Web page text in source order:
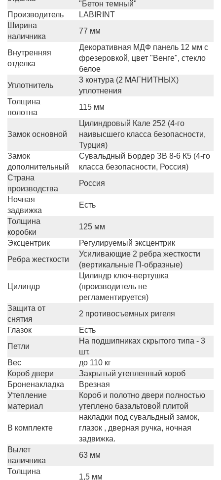
"Бетон темный"
Производитель
LABIRINT
Ширина
наличника
77 мм
Внутренняя
отделка
Декоративная МДФ панель 12 мм с
фрезеровкой, цвет "Венге", стекло
белое
Уплотнитель
3 контура (2 МАГНИТНЫХ)
уплотнения
Толщина
полотна
115 мм
Замок основной
Цилиндровый Кале 252 (4-го
наивысшего класса безопасности,
Турция)
Замок
дополнительный
Сувальдный Бордер ЗВ 8-6 К5 (4-го
класса безопасности, Россия)
Страна
производства
Россия
Ночная
задвижка
Есть
Толщина
коробки
125 мм
Эксцентрик
Регулируемый эксцентрик
Ребра жесткости
Усиливающие 2 ребра жесткости
(вертикальные П-образные)
Цилиндр
Цилиндр ключ-вертушка
(производитель не
регламентируется)
Защита от
снятия
2 противосъемных ригеля
Глазок
Есть
Петли
На подшипниках скрытого типа - 3
шт.
Вес
до 110 кг
Короб двери
Закрытый утепленный короб
Броненакладка
Врезная
Утепление
материал
Короб и полотно двери полностью
утеплено базальтовой плитой
В комплекте
накладки под сувальдный замок,
глазок , дверная ручка, ночная
задвижка.
Вылет
наличника
63 мм
Толщина
1,5 мм